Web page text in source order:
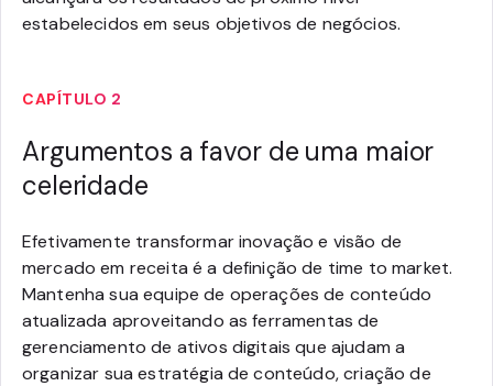
estabelecidos em seus objetivos de negócios.
CAPÍTULO 2
Argumentos a favor de uma maior
celeridade
Efetivamente transformar inovação e visão de
mercado em receita é a definição de time to market.
Mantenha sua equipe de operações de conteúdo
atualizada aproveitando as ferramentas de
gerenciamento de ativos digitais que ajudam a
organizar sua estratégia de conteúdo, criação de